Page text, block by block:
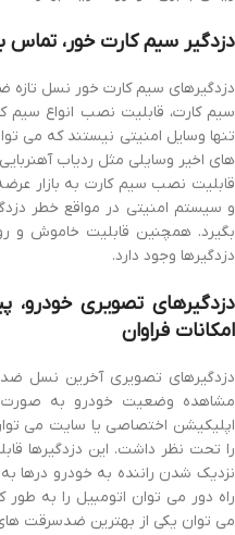
دزدگیر سیم کارت خور، تماس
دزدگیرهای سیم کارت خور نسل تازه
سیم کارت، قابلیت نصب انواع سیم
تنها وسایل امنیتی نیستند که می
های اخیر وسایلی مثل ردیاب
قابلیت نصب سیم کارت به بازار
و سیستم امنیتی در مواقع خطر
بگیرد. همچنین قابلیت خاموش و
دزدگیرها وجود دارد.
دزدگیرهای تصویری خودرو،
امکانات فراوان
دزدگیرهای تصویری آخرین نسل
مشاهده وضعیت خودرو به صورت
اپلیکیشن اختصاصی یا سایت می
را تحت نظر داشت. این دزدگیرها
نزدیک شدن راننده به خودرو درها
راه دور می توان اتومبیل را به
می توان یکی از بهترین ضدسرقت